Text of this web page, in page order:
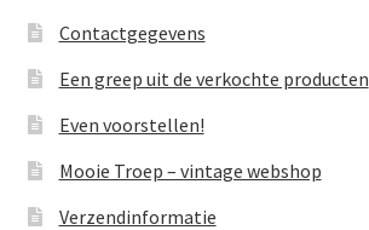
Contactgegevens
Een greep uit de verkochte producten
Even voorstellen!
Mooie Troep – vintage webshop
Verzendinformatie